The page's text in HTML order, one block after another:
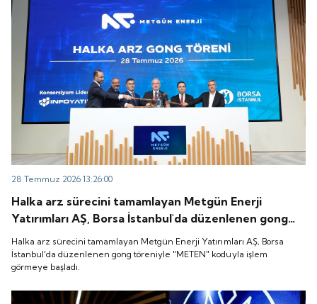
28 Temmuz 2026 13:26:00
Halka arz sürecini tamamlayan Metgün Enerji
Yatırımları AŞ, Borsa İstanbul'da düzenlenen gong
töreniyle "METEN" koduyla işlem görmeye başladı.
Halka arz sürecini tamamlayan Metgün Enerji Yatırımları AŞ, Borsa
İstanbul'da düzenlenen gong töreniyle "METEN" koduyla işlem
görmeye başladı.